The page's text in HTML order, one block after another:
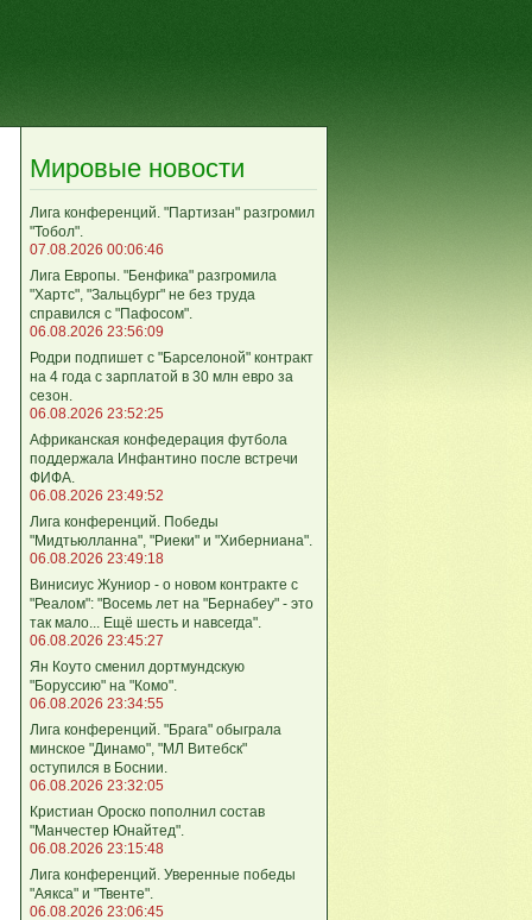
Мировые новости
Лига кoнференций. "Партизан" разгромил
"Тобол".
07.08.2026 00:06:46
Лига Европы. "Бенфика" разгромила
"Хартс", "Зальцбург" не без труда
справился с "Пафосом".
06.08.2026 23:56:09
Родри подпишет с "Барселоной" контракт
на 4 года с зарплатой в 30 млн евро за
сезон.
06.08.2026 23:52:25
Африканская конфедерация футбола
поддержала Инфантино после встречи
ФИФА.
06.08.2026 23:49:52
Лига кoнференций. Победы
"Мидтьюлланна", "Риеки" и "Хиберниана".
06.08.2026 23:49:18
Винисиус Жуниор - о новом контракте с
"Реалом": "Восемь лет на "Бернабеу" - это
так мало... Ещё шесть и навсегда".
06.08.2026 23:45:27
Ян Коуто сменил дортмундскую
"Боруссию" на "Комо".
06.08.2026 23:34:55
Лига кoнференций. "Брага" обыграла
минское "Динамо", "МЛ Витебск"
оступился в Боснии.
06.08.2026 23:32:05
Кристиан Ороско пополнил состав
"Манчестер Юнайтед".
06.08.2026 23:15:48
Лига кoнференций. Уверенные победы
"Аякса" и "Твенте".
06.08.2026 23:06:45